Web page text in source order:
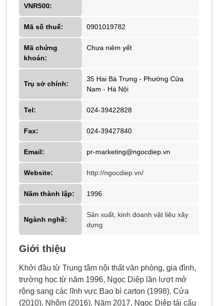
VNR500:
Mã số thuế: 0901019782
Mã chứng
khoán:
Chưa niêm yết
Trụ sở chính:
35 Hai Bà Trưng - Phường Cửa
Nam - Hà Nội
Tel: 024-39422828
Fax: 024-39427840
Email: pr-marketing@ngocdiep.vn
Website: http://ngocdiep.vn/
Năm thành lập: 1996
Ngành nghề:
Sản xuất, kinh doanh vật liệu xây
dựng
Giới thiệu
Khởi đầu từ Trung tâm nội thất văn phòng, gia đình,
trường học từ năm 1996, Ngọc Diệp lần lượt mở
rộng sang các lĩnh vực Bao bì carton (1998), Cửa
(2010), Nhôm (2016). Năm 2017, Ngọc Diệp tái cấu